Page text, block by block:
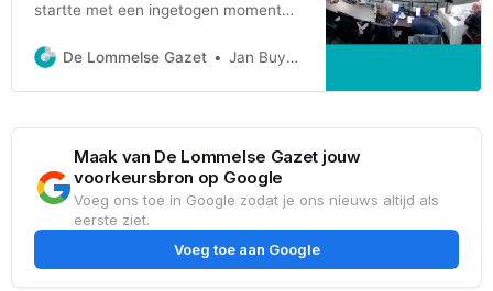
startte met een ingetogen moment
Nijs (CD&V) de aanwezigen om één
van het overlijden van de moeder van
zitting zélf startte met de Raad voor
Maatschappelijk
De Lommelse Gazet Jan Buyens
Maak van De Lommelse Gazet jouw
voorkeursbron op Google
Voeg ons toe in Google zodat je ons nieuws altijd als
eerste ziet.
Voeg toe aan Google